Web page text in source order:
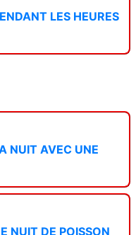
LES HEURES
NUIT AVEC UNE
NUIT DE POISSON